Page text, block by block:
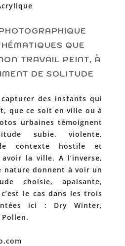
QUE
TRAVAIL PEINT, À
DE SOLITUDE
capturer des instants qui
que ce soit en ville ou à
urbaines témoignent
subie, violente,
contexte hostile et
la ville. A l’inverse,
nature donnent à voir un
choisie, apaisante,
le cas dans les trois
ici : Dry Winter,